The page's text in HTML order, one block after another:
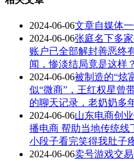
2024-06-06文章自媒体一
2024-06-06张庭名下多
账户已全部解封善恶终
闻，惨淡结局竟是这样？
2024-06-06被制造的“炫
似“微商”，王红权星曾
的聊天记录，老奶奶多
2024-06-06山东电商创
播电商 帮助当地传统线
小段子看完笑得我肚子
2024-06-06卖号游戏交